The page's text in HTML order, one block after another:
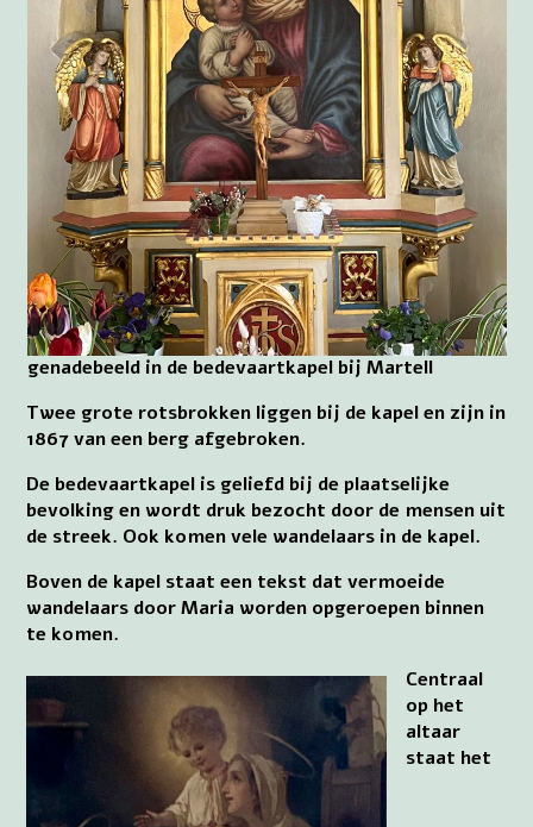
genadebeeld in de bedevaartkapel bij Martell
Twee grote rotsbrokken liggen bij de kapel en zijn in
1867 van een berg afgebroken.
De bedevaartkapel is geliefd bij de plaatselijke
bevolking en wordt druk bezocht door de mensen uit
de streek. Ook komen vele wandelaars in de kapel.
Boven de kapel staat een tekst dat vermoeide
wandelaars door Maria worden opgeroepen binnen
te komen.
Centraal
op het
altaar
staat het